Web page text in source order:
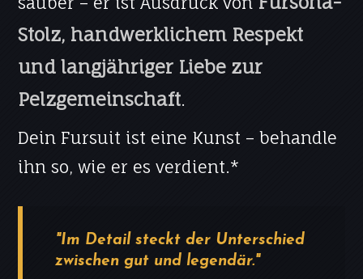
Stolz, handwerklichem Respekt
und langjähriger Liebe zur
Pelzgemeinschaft.
Dein Fursuit ist eine Kunst – behandle
ihn so, wie er es verdient.*
"Im Detail steckt der Unterschied
zwischen gut und legendär."